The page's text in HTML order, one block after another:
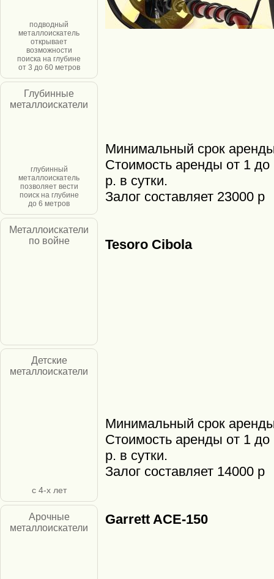
подводный
металлоискатель
открывает
возможности
поиска на глубине
от 3 до 60 метров
Глубинные
металлоискатели
глубинный
металлоискатель
позволяет вести
поиск на глубине
до 6 метров
Металлоискатели
по войне
Детские
металлоискатели
с 4-х лет
Арочные
металлоискатели
Минимальный срок аренды
Стоимость аренды от 1 до
р. в сутки.
Залог составляет 23000 р
Tesoro Cibola
Минимальный срок аренды
Стоимость аренды от 1 до
р. в сутки.
Залог составляет 14000 р
Garrett ACE-150